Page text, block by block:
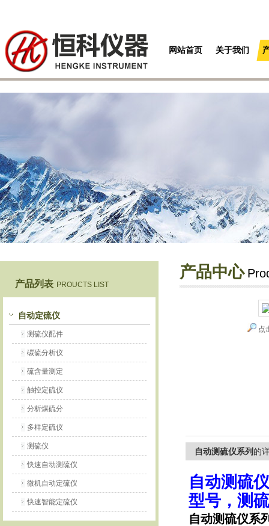
网站首页 关于我们
产品列表 PROUCTS LIST
自动定硫仪
测硫仪配件
碳硫分析仪
硫含量测定
触控定硫仪
分析煤硫分
多样定硫仪
测硫仪
快速自动测硫仪
微机自动定硫仪
快速智能定硫仪
产品中心
点
自动测硫仪系列 的
自动测硫
型号，测
自动测硫仪系